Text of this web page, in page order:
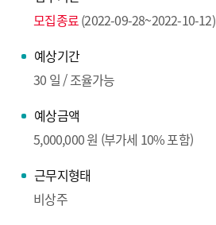
모집종료(2022-09-28~2022-10-12)
예상기간
30 일 / 조율가능
예상금액
5,000,000 원 (부가세 10% 포함)
근무지형태
비상주